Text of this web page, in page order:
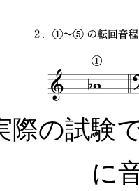
際の試験
に